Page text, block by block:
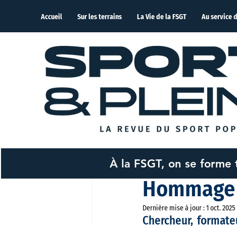
Accueil Sur les terrains La Vie de la FSGT Au service
La rédaction 1 oct. 2025
Dernière mise à jour :1 oct. 2025
Chercheur,
À la FSGT, on se